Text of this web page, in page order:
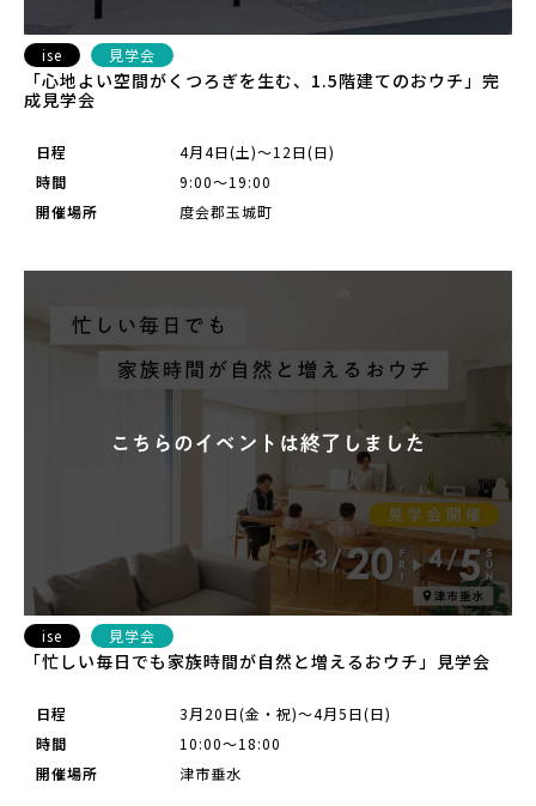
ise 見学会
「心地よい空間がくつろぎを生む、1.5階建てのおウチ」完
成見学会
日程
4月4日(土)～12日(日)
時間
9:00～19:00
開催場所
度会郡玉城町
ise 見学会
「忙しい毎日でも家族時間が自然と増えるおウチ」見学会
日程
3月20日(金・祝)～4月5日(日)
時間
10:00～18:00
開催場所
津市垂水